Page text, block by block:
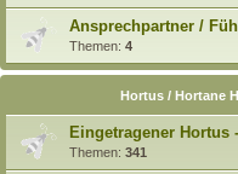
Ansprechpartner /
Themen: 4
Hortus / Hortane
Eingetragener Hortus
Themen: 341